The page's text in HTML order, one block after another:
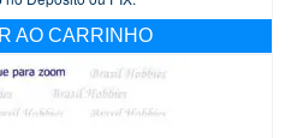
AO CARRINHO